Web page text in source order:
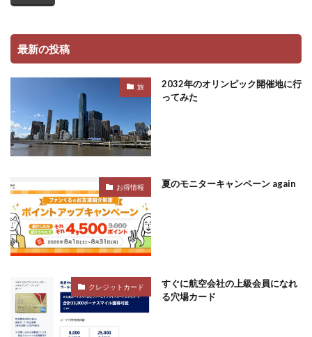
最新の投稿
旅
2032年のオリンピック開催地に行
ってみた
お得情報 夏のモニターキャンペーン again
クレジットカード
すぐに航空会社の上級会員になれ
る穴場カード